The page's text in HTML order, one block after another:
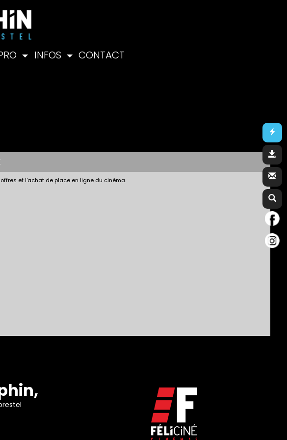
INFOS CONTACT
et l'achat de place en ligne du cinéma.